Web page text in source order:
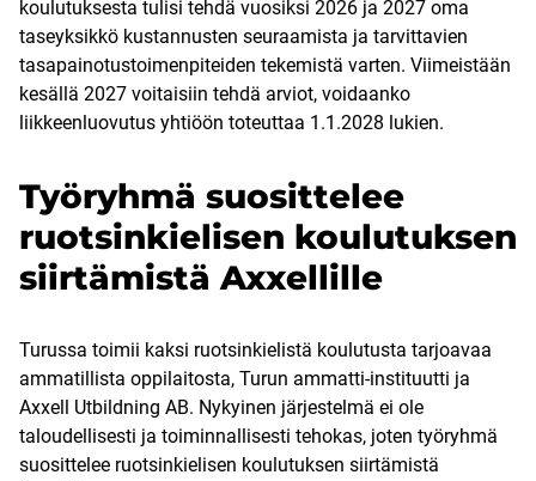
koulutuksesta tulisi tehdä vuosiksi 2026 ja 2027 oma
taseyksikkö kustannusten seuraamista ja tarvittavien
tasapainotustoimenpiteiden tekemistä varten. Viimeistään
kesällä 2027 voitaisiin tehdä arviot, voidaanko
liikkeenluovutus yhtiöön toteuttaa 1.1.2028 lukien.
Työryhmä suosittelee
ruotsinkielisen koulutuksen
siirtämistä Axxellille
Turussa toimii kaksi ruotsinkielistä koulutusta tarjoavaa
ammatillista oppilaitosta, Turun ammatti-instituutti ja
Axxell Utbildning AB. Nykyinen järjestelmä ei ole
taloudellisesti ja toiminnallisesti tehokas, joten työryhmä
suosittelee ruotsinkielisen koulutuksen siirtämistä